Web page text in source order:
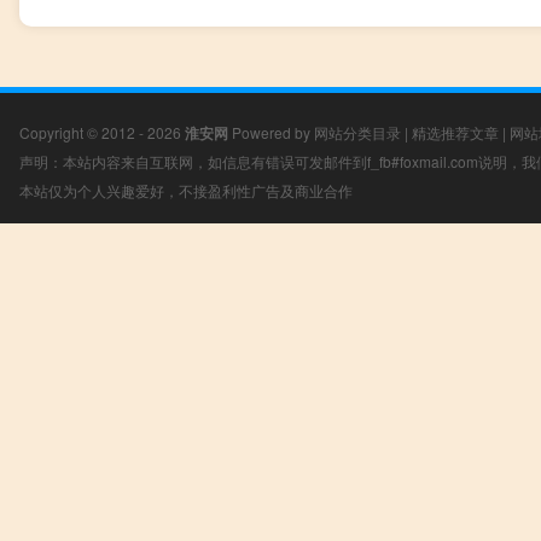
Copyright © 2012 - 2026 淮安网 Powered by 网站分类目录 | 精选推荐文章 | 网
声明：本站内容来自互联网，如信息有错误可发邮件到f_fb#foxmail.com说明，
本站仅为个人兴趣爱好，不接盈利性广告及商业合作